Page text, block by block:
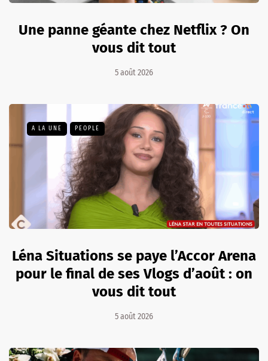
Une panne géante chez Netflix ? On
vous dit tout
5 août 2026
A LA UNE PEOPLE
Léna Situations se paye l’Accor Arena
pour le final de ses Vlogs d’août : on
vous dit tout
5 août 2026